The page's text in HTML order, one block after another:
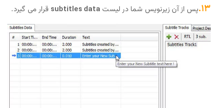
۱۳. پس از آن زیرنویس شما در لیستsubtitles data قرار می گیرد.